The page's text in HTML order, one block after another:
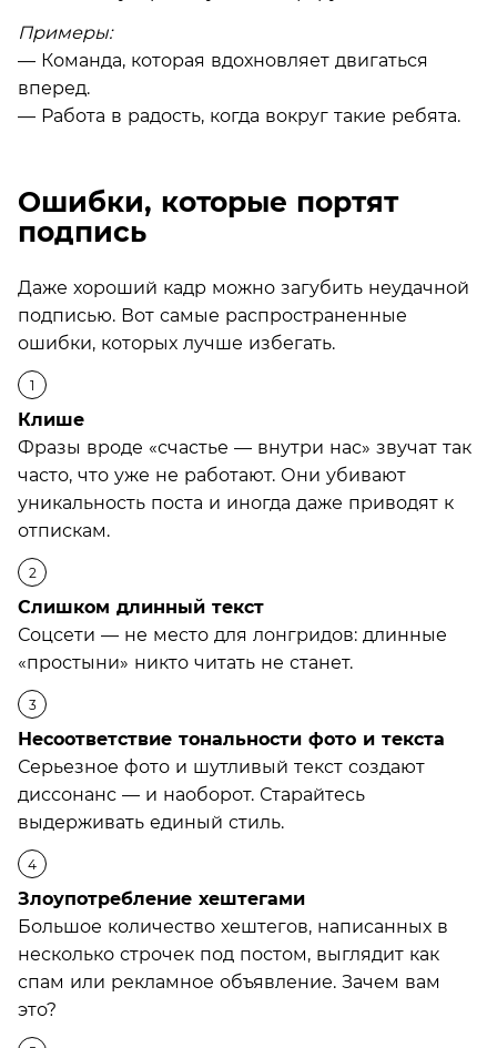
Примеры:
— Команда, которая вдохновляет двигаться
вперед.
— Работа в радость, когда вокруг такие ребята.
Ошибки, которые портят
подпись
Даже хороший кадр можно загубить неудачной
подписью. Вот самые распространенные
ошибки, которых лучше избегать.
Клише
Фразы вроде «счастье — внутри нас» звучат так
часто, что уже не работают. Они убивают
уникальность поста и иногда даже приводят к
отпискам.
Слишком длинный текст
Соцсети — не место для лонгридов: длинные
«простыни» никто читать не станет.
Несоответствие тональности фото и текста
Серьезное фото и шутливый текст создают
диссонанс — и наоборот. Старайтесь
выдерживать единый стиль.
Злоупотребление хештегами
Большое количество хештегов, написанных в
несколько строчек под постом, выглядит как
спам или рекламное объявление. Зачем вам
это?